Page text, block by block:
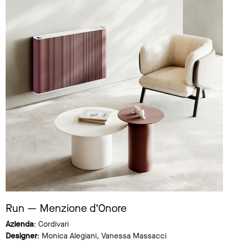
Run — Menzione d’Onore
Azienda: Cordivari
Designer: Monica Alegiani, Vanessa Massacci